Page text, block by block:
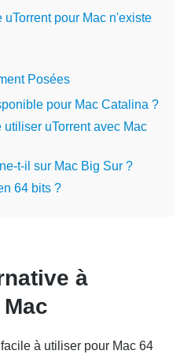
uTorrent pour Mac n'existe
Posées
pour Mac Catalina ?
uTorrent avec Mac
t-il sur Mac Big Sur ?
64 bits ?
à
à utiliser pour Mac 64